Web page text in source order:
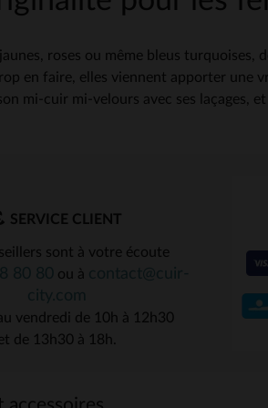
roses ou même bleus
en faire, elles viennent apporter une
mi-cuir mi-velours avec ses laçages,
SERVICE CLIENT
sont à votre écoute
ou à
vendredi de 10h à 12h30
de 13h30 à 18h.